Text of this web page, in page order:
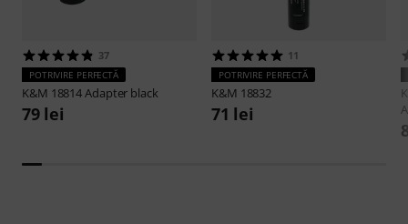
37
POTRIVIRE PERFECTĂ
K&M 18814 Adapter black
79 lei
11
POTRIVIRE PERFECTĂ
K&M 18832
71 lei